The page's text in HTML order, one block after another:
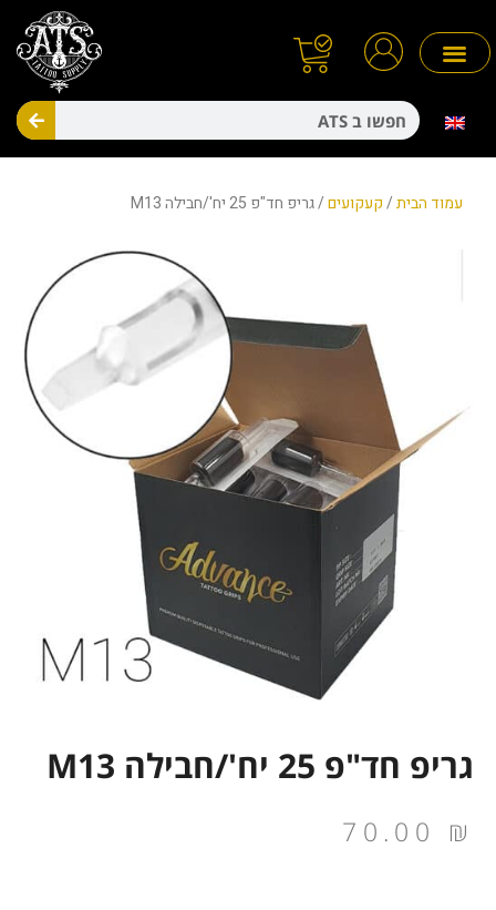
לתוכן
עמוד הבית/קעקועים/ גריפ חד"פ 25 יח'/חבילה M13
גריפ חד"פ 25 יח'/חבילה M13
70.00 ₪